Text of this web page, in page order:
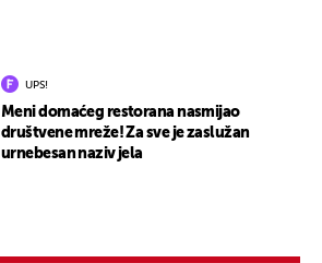
UPS!
Meni domaćeg restorana nasmijao
društvene mreže! Za sve je zaslužan
urnebesan naziv jela